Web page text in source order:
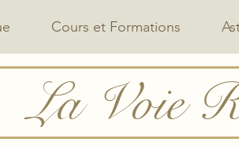
Cours et Formations
La Voie